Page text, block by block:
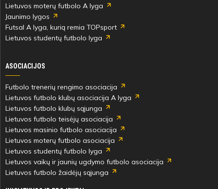
Lietuvos moterų futbolo A lyga
Jaunimo lygos
Futsal A lyga, kurią remia TOPsport
Lietuvos studentų futbolo lyga
ASOCIACIJOS
Futbolo trenerių rengimo asociacija
Lietuvos futbolo klubų asociacija A lyga
Lietuvos futbolo klubų sąjunga
Lietuvos futbolo teisėjų asociacija
Lietuvos masinio futbolo asociacija
Lietuvos moterų futbolo asociacija
Lietuvos studentų futbolo lyga
Lietuvos vaikų ir jaunių ugdymo futbolo asociacija
Lietuvos futbolo žaidėjų sąjunga